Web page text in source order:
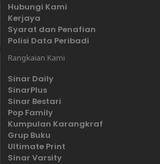
Hubungi Kami
Kerjaya
Syarat dan Penafian
Polisi Data Peribadi
Rangkaian Kami
Sinar Daily
SinarPlus
Sinar Bestari
Pop Family
Kumpulan Karangkraf
Grup Buku
Ultimate Print
Sinar Varsity